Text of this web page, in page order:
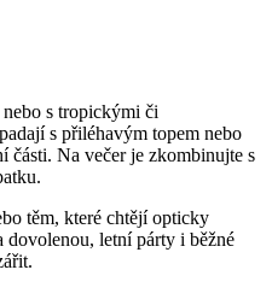
s tropickými či
s přiléhavým topem nebo
části. Na večer je zkombinujte s
těm, které chtějí opticky
dovolenou, letní párty i běžné